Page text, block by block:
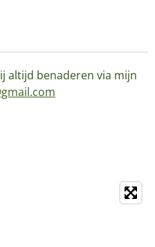
altijd benaderen via mijn